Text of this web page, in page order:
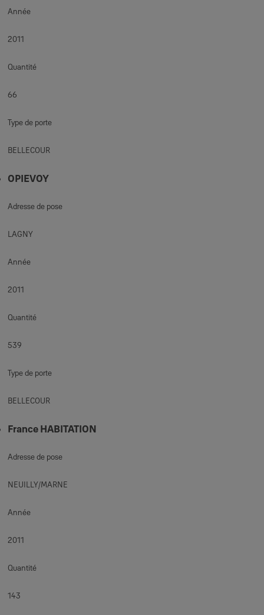
Année
2011
Quantité
66
Type de porte
BELLECOUR
OPIEVOY
Adresse de pose
LAGNY
Année
2011
Quantité
539
Type de porte
BELLECOUR
France HABITATION
Adresse de pose
NEUILLY/MARNE
Année
2011
Quantité
143